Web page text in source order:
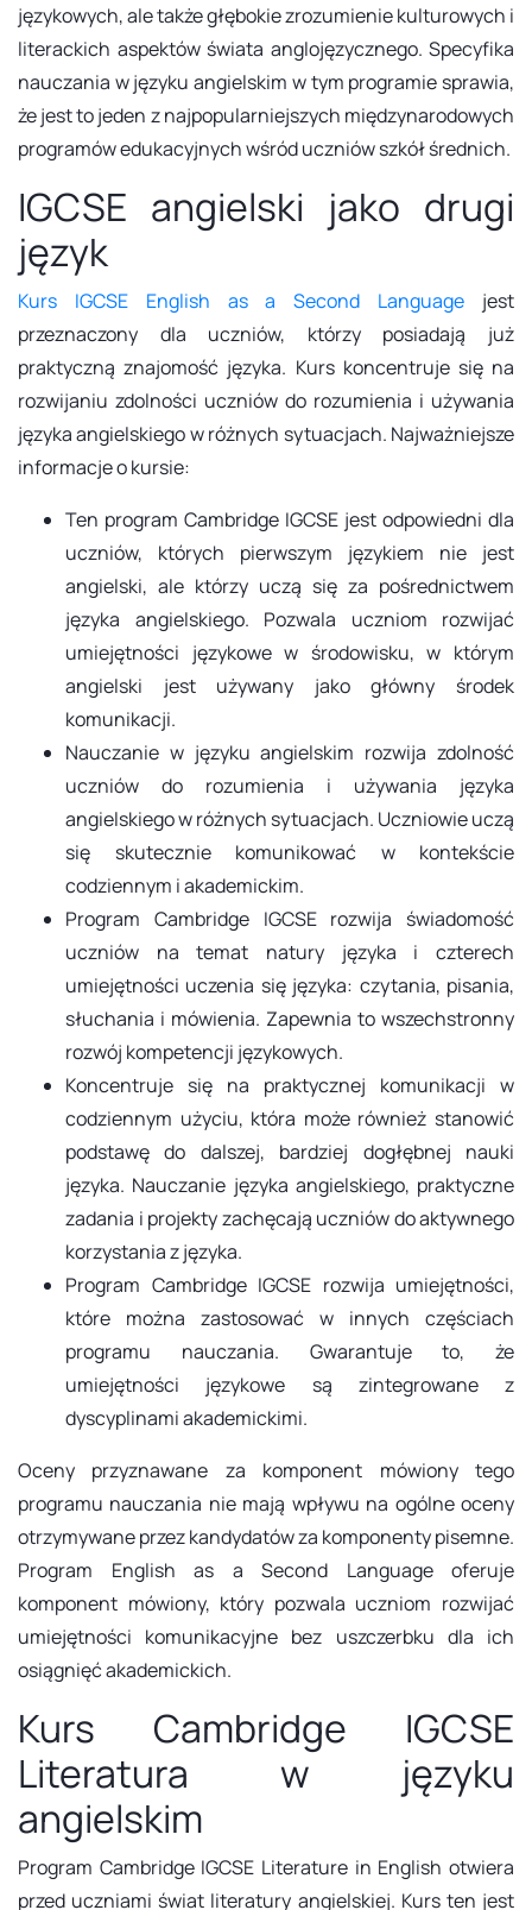
językowych, ale także głębokie zrozumienie kulturowych i
literackich aspektów świata anglojęzycznego. Specyfika
nauczania w języku angielskim w tym programie sprawia,
że jest to jeden z najpopularniejszych międzynarodowych
programów edukacyjnych wśród uczniów szkół średnich.
IGCSE angielski jako drugi
język
Kurs IGCSE English as a Second Language jest
przeznaczony dla uczniów, którzy posiadają już
praktyczną znajomość języka. Kurs koncentruje się na
rozwijaniu zdolności uczniów do rozumienia i używania
języka angielskiego w różnych sytuacjach. Najważniejsze
informacje o kursie:
Ten program Cambridge IGCSE jest odpowiedni dla
uczniów, których pierwszym językiem nie jest
angielski, ale którzy uczą się za pośrednictwem
języka angielskiego. Pozwala uczniom rozwijać
umiejętności językowe w środowisku, w którym
angielski jest używany jako główny środek
komunikacji.
Nauczanie w języku angielskim rozwija zdolność
uczniów do rozumienia i używania języka
angielskiego w różnych sytuacjach. Uczniowie uczą
się skutecznie komunikować w kontekście
codziennym i akademickim.
Program Cambridge IGCSE rozwija świadomość
uczniów na temat natury języka i czterech
umiejętności uczenia się języka: czytania, pisania,
słuchania i mówienia. Zapewnia to wszechstronny
rozwój kompetencji językowych.
Koncentruje się na praktycznej komunikacji w
codziennym użyciu, która może również stanowić
podstawę do dalszej, bardziej dogłębnej nauki
języka. Nauczanie języka angielskiego, praktyczne
zadania i projekty zachęcają uczniów do aktywnego
korzystania z języka.
Program Cambridge IGCSE rozwija umiejętności,
które można zastosować w innych częściach
programu nauczania. Gwarantuje to, że
umiejętności językowe są zintegrowane z
dyscyplinami akademickimi.
Oceny przyznawane za komponent mówiony tego
programu nauczania nie mają wpływu na ogólne oceny
otrzymywane przez kandydatów za komponenty pisemne.
Program English as a Second Language oferuje
komponent mówiony, który pozwala uczniom rozwijać
umiejętności komunikacyjne bez uszczerbku dla ich
osiągnięć akademickich.
Kurs Cambridge IGCSE
Literatura w języku
angielskim
Program Cambridge IGCSE Literature in English otwiera
przed uczniami świat literatury angielskiej. Kurs ten jest